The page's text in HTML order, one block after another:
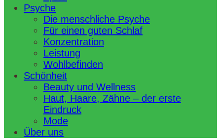
Psyche
Die menschliche Psyche
Für einen guten Schlaf
Konzentration
Leistung
Wohlbefinden
Schönheit
Beauty und Wellness
Haut, Haare, Zähne – der erste
Eindruck
Mode
Über uns